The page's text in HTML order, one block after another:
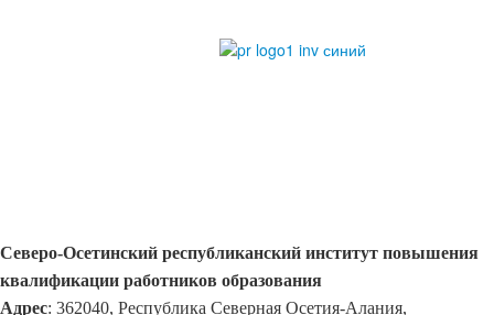
Северо-Осетинский республиканский институт повышения
квалификации работников образования
Адрес: 362040, Республика Северная Осетия-Алания,